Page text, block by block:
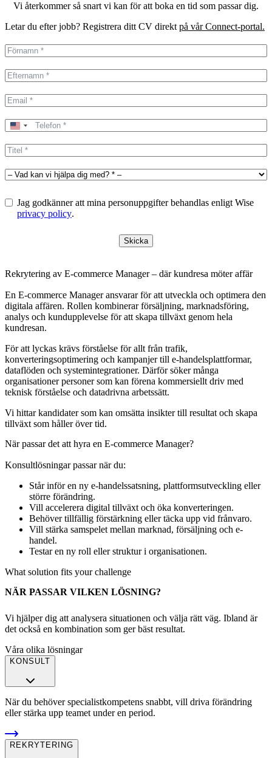
Vi återkommer så snart vi kan för att boka en tid som passar dig.
Letar du efter jobb? Registrera ditt CV direkt på vår Connect-portal.
United
+1
Jag godkänner att mina personuppgifter behandlas enligt Wise
privacy policy.
Skicka
Rekrytering av E-commerce Manager – där kundresa möter affär
En E-commerce Manager ansvarar för att utveckla och optimera den
digitala affären. Rollen kombinerar försäljning, marknadsföring,
analys och kundupplevelse för att skapa tillväxt genom hela
kundresan.
För att lyckas krävs förståelse för allt från trafik,
konverteringsoptimering och kampanjer till e-handelsplattformar,
dataflöden och systemintegrationer. Därför söker många
organisationer personer som kan förena kommersiellt driv med
teknisk förståelse och datadrivna arbetssätt.
Vi hittar kandidater som kan omsätta insikter till resultat och skapa
tillväxt som håller över tid.
När passar det att hyra en E-commerce Manager?
Konsultlösningar passar när du:
Står inför en ny e-handelssatsning, plattformsutveckling eller
större förändring.
Vill accelerera digital tillväxt och öka konverteringen.
Behöver tillfällig förstärkning eller täcka upp vid frånvaro.
Vill stärka samspelet mellan marknad, försäljning och e-
handel.
Testar en ny roll eller struktur i organisationen.
What solution fits your challenge
NÄR PASSAR VILKEN LÖSNING?
Vi hjälper dig att analysera situationen och välja rätt väg. Ibland är
det också en kombination som ger bäst resultat.
Våra olika lösningar
KONSULT
När du behöver specialistkompetens snabbt, vill driva förändring
eller stärka upp teamet under en period.
REKRYTERING